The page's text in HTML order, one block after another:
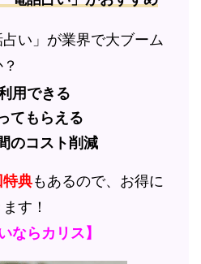
い」が業界で大ブーム
用できる
てもらえる
のコスト削減
特典もあるので、お得に
す！
ならカリス】